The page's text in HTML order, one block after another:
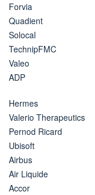
Forvia
Quadient
Solocal
TechnipFMC
Valeo
ADP
Hermes
Valerio Therapeutics
Pernod Ricard
Ubisoft
Airbus
Air Liquide
Accor